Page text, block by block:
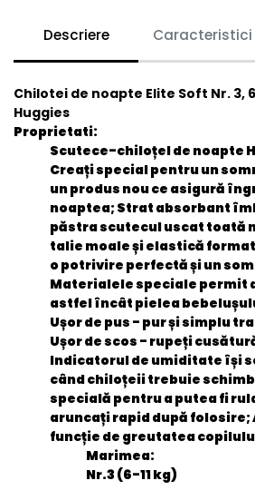
Descriere Caracteristici
Chilotei de noapte Elite Soft Nr. 3,
Huggies
Proprietati:
Scutece-chiloțel de noapte
Creați special pentru un
un produs nou ce asigură
noaptea; Strat absorbant
păstra scutecul uscat toată
talie moale și elastică
o potrivire perfectă și un
Materialele speciale permit
astfel încât pielea
Ușor de pus - pur și simplu
Ușor de scos - rupeți
Indicatorul de umiditate își
când chiloțeii trebuie
specială pentru a putea fi
aruncați rapid după
funcție de greutatea
Marimea:
Nr.3 (6-11 kg)